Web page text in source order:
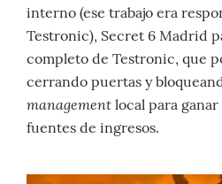
interno (ese trabajo era
Testronic), Secret 6 Madrid
completo de Testronic, que
cerrando puertas y
management local para
fuentes de ingresos.